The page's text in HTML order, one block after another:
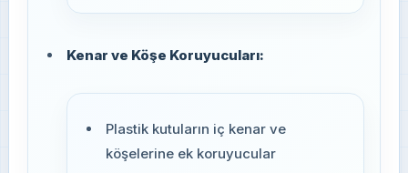
Kenar ve Köşe Koruyucuları:
Plastik kutuların iç kenar ve
köşelerine ek koruyucular